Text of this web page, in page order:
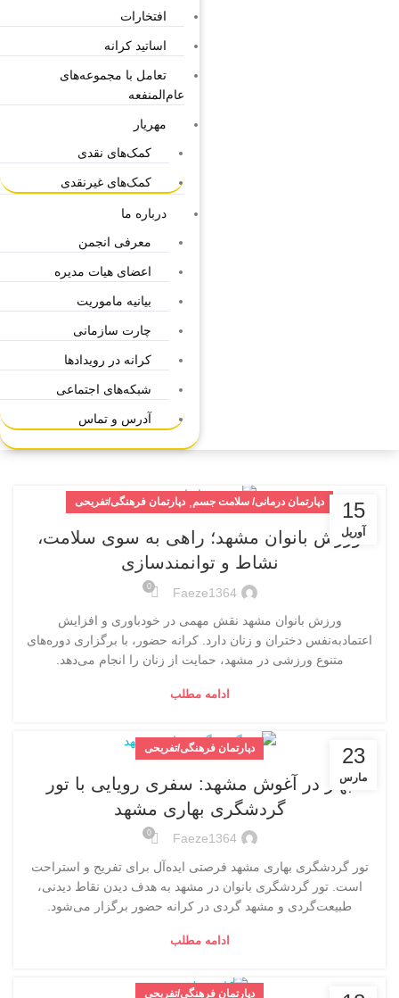
افتخارات
اساتید کرانه
تعامل با مجموعه‌های
عام‌المنفعه
مهریار
کمک‌های نقدی
کمک‌های غیرنقدی
درباره ما
معرفی انجمن
اعضای هیات مدیره
بیانیه ماموریت
چارت سازمانی
کرانه در رویدادها
شبکه‌های اجتماعی
آدرس و تماس
15
آوریل
دپارتمان درمانی/ سلامت جسم, دپارتمان فرهنگی/تفریحی
ورزش بانوان مشهد؛ راهی به سوی سلامت،
نشاط و توانمندسازی
Faeze1364
0
ورزش بانوان مشهد نقش مهمی در خودباوری و افزایش
اعتمادبه‌نفس دختران و زنان دارد. کرانه حضور، با برگزاری دوره‌های
متنوع ورزشی در مشهد، حمایت از زنان را انجام می‌دهد.
ادامه مطلب
23
مارس
دپارتمان فرهنگی/تفریحی
بهار در آغوش مشهد: سفری رویایی با تور
گردشگری بهاری مشهد
Faeze1364
0
تور گردشگری بهاری مشهد فرصتی ایده‌آل برای تفریح و استراحت
است. تور گردشگری بانوان در مشهد به هدف دیدن نقاط دیدنی،
طبیعت‌گردی و مشهد گردی در کرانه حضور برگزار می‌شود.
ادامه مطلب
دپارتمان فرهنگی/تفریحی